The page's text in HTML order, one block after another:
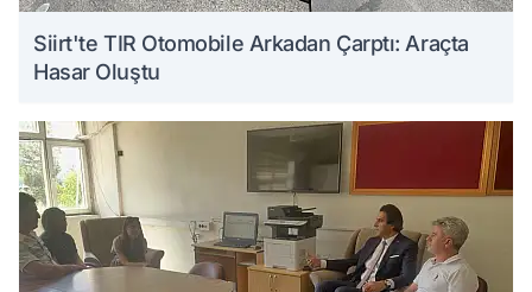
Siirt'te TIR Otomobile Arkadan Çarptı: Araçta
Hasar Oluştu